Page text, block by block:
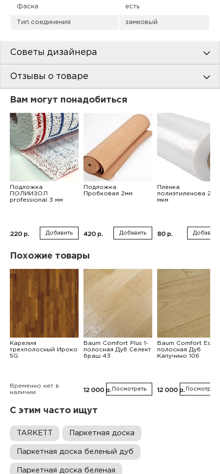
Фаска есть
Тип соединения замковый
Советы дизайнера
Отзывы о товаре
Вам могут понадобиться
Подложка
ПОЛИИЗОЛ
professional 3 мм
220 р. Добавить
Подложка
Пробковая 2мм
420 р. Добавить
Пленка
полиэтиленова 200
мкм
80 р. Добавить
Похожие товары
Карелия
трехполосный Ироко
5G
Временно нет в
наличии
Baum Comfort Plus 1-
полосная Дуб Селект
браш 43
12 000 р. Посмотреть
Baum Comfort Eco
полосная Дуб
Капучино 106
12 000 р. Посмотреть
С этим часто ищут
TARKETT Паркетная доска
Паркетная доска беленый дуб
Паркетная доска беленая